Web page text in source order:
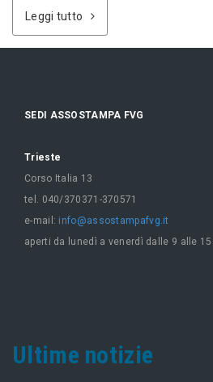
Leggi tutto
SEDI ASSOSTAMPA FVG
Trieste
Corso Italia 13
tel. 040/370371-370571
e-mail: info@assostampafvg.it
aperti da lunedì a venerdì dalle 9 alle 15
Ultime notizie